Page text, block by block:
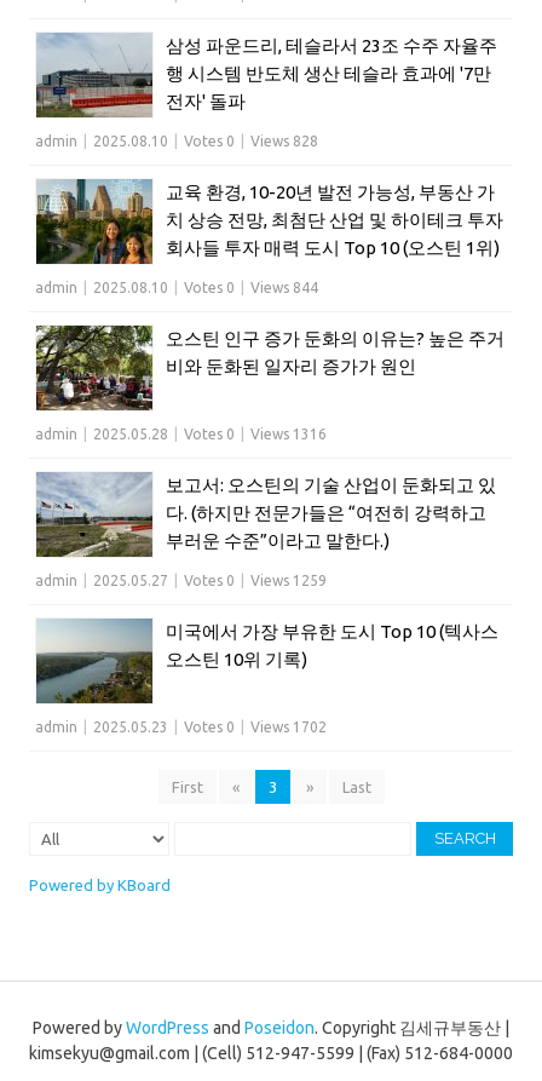
삼성 파운드리, 테슬라서 23조 수주 자율주
행 시스템 반도체 생산 테슬라 효과에 '7만
전자' 돌파
admin 2025.08.10 Votes 0 Views 828
교육 환경, 10-20년 발전 가능성, 부동산 가
치 상승 전망, 최첨단 산업 및 하이테크 투자
회사들 투자 매력 도시 Top 10 (오스틴 1위)
admin 2025.08.10 Votes 0 Views 844
오스틴 인구 증가 둔화의 이유는? 높은 주거
비와 둔화된 일자리 증가가 원인
admin 2025.05.28 Votes 0 Views 1316
보고서: 오스틴의 기술 산업이 둔화되고 있
다. (하지만 전문가들은 “여전히 강력하고
부러운 수준”이라고 말한다.)
admin 2025.05.27 Votes 0 Views 1259
미국에서 가장 부유한 도시 Top 10 (텍사스
오스틴 10위 기록)
admin 2025.05.23 Votes 0 Views 1702
First « 3 » Last
SEARCH
Powered by KBoard
Powered byWordPress and Poseidon. Copyright 김세규부동산 |
kimsekyu@gmail.com | (Cell) 512-947-5599 | (Fax) 512-684-0000